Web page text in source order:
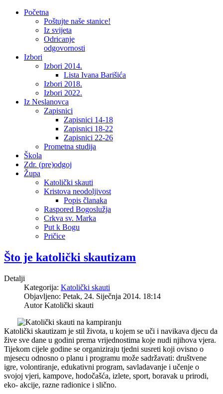
Početna
Poštujte naše stanice!
Iz svijeta
Odricanje
odgovornosti
Izbori
Izbori 2014.
Lista Ivana Barišića
Izbori 2018.
Izbori 2022.
Iz Neslanovca
Zapisnici
Zapisnici 14-18
Zapisnici 18-22
Zapisnici 22-26
Prometna studija
Škola
Zdr. (pre)odgoj
Župa
Katolički skauti
Kristova neodoljivost
Popis članaka
Raspored Bogoslužja
Crkva sv. Marka
Put k Bogu
Pričice
Što je katolički skautizam
Detalji
Kategorija: Katolički skauti
Objavljeno: Petak, 24. Siječnja 2014. 18:14
AutorKatolički skauti
Katolički skautizam je stil života, u kojem se uči i navikava djecu da
žive sve dane u godini prema vrijednostima koje nudi njihova vjera.
Tijekom cijele godine se organiziraju tjedni susreti koji ovisno o
mjesecu odnosno o planu i programu može sadržavati: društvene
igre, volontiranje, edukativni program, savladavanje i učenje o
svojoj vjeri, kampove, hodočašća, izlete, sport, boravak u prirodi,
eko- akcije, razne radionice i slično.